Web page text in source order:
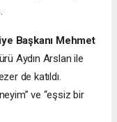
Başkanı Mehmet
Aydın Arslan ile
de katıldı.
ve “eşsiz bir